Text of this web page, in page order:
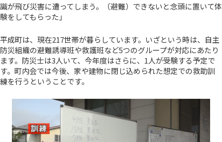
識が飛び災害に遭ってしまう。（避難）できないと念頭に置いて体
験をしてもらった」
平成町は、現在217世帯が暮らしています。いざという時は、自主
防災組織の避難誘導班や救護班など5つのグループが対応にあたり
ます。防災士は3人いて、今年度はさらに、1人が受験する予定で
す。町内会では今後、家や建物に閉じ込められた想定での救助訓
練を行うということです。